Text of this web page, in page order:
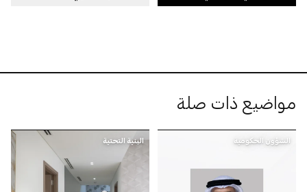
مواضيع ذات صلة
الشؤون الحكومية البنية التحتية